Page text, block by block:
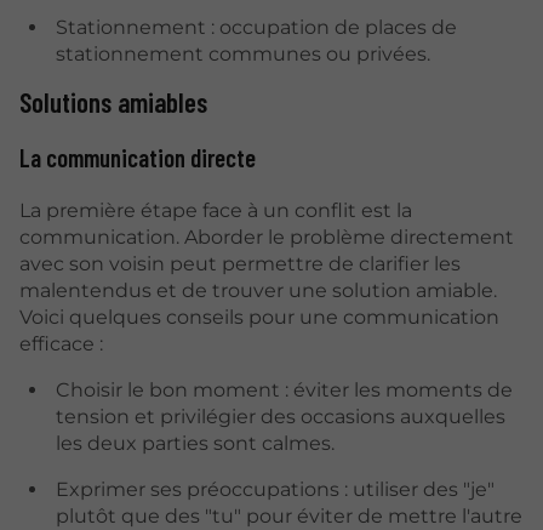
Stationnement : occupation de places de
stationnement communes ou privées.
Solutions amiables
La communication directe
La première étape face à un conflit est la
communication. Aborder le problème directement
avec son voisin peut permettre de clarifier les
malentendus et de trouver une solution amiable.
Voici quelques conseils pour une communication
efficace :
Choisir le bon moment : éviter les moments de
tension et privilégier des occasions auxquelles
les deux parties sont calmes.
Exprimer ses préoccupations : utiliser des "je"
plutôt que des "tu" pour éviter de mettre l'autre